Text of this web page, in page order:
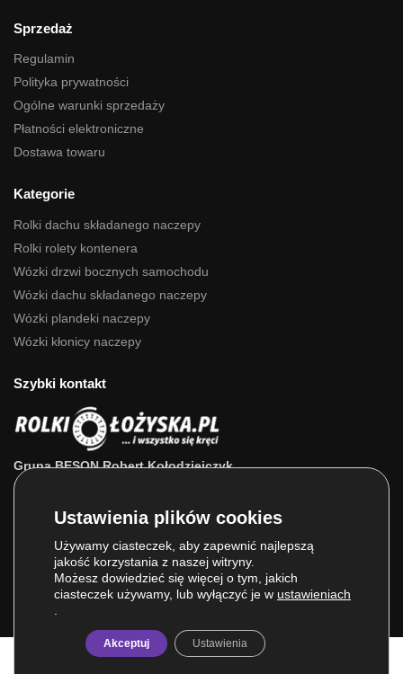
Sprzedaż
Regulamin
Polityka prywatności
Ogólne warunki sprzedaży
Płatności elektroniczne
Dostawa towaru
Kategorie
Rolki dachu składanego naczepy
Rolki rolety kontenera
Wózki drzwi bocznych samochodu
Wózki dachu składanego naczepy
Wózki plandeki naczepy
Wózki kłonicy naczepy
Szybki kontakt
Grupa BESON Robert Kołodziejczyk
ul. Powstańców Wlkp. 63a
E-mail:sklep@rolkilozyska.pl
Używamy ciasteczek, aby zapewnić najlepszą
jakość korzystania z naszej witryny.
Możesz dowiedzieć się więcej o tym, jakich
ciasteczek używamy, lub wyłączyć je w ustawieniach
Akceptuj Ustawienia